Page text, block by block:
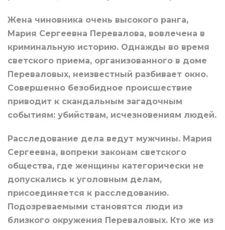
Жена чиновника очень высокого ранга,
Мария Сергеевна Перевалова, вовлечена в
криминальную историю. Однажды во время
светского приема, организованного в доме
Переваловых, неизвестный разбивает окно.
Совершенно безобидное происшествие
приводит к скандальным загадочным
событиям: убийствам, исчезновениям людей.
Расследование дела ведут мужчины. Мария
Сергеевна, вопреки законам светского
общества, где женщины категорически не
допускались к уголовным делам,
присоединяется к расследованию.
Подозреваемыми становятся люди из
близкого окружения Переваловых. Кто же из